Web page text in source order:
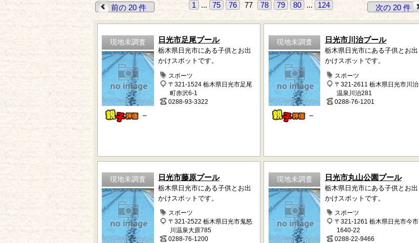
前の 20 件 1 ... 75 76 77 78 79 80 ... 124 次の 20 件
現地未調査
－
日光市足尾プール
栃木県日光市にある子供とお出
かけスポットです。
スポーツ
〒321-1524 栃木県日光市足尾
町赤沢6-1
0288-93-3322
現地未調査
－
日光市川治プール
栃木県日光市にある子供とお出
かけスポットです。
スポーツ
〒321-2611 栃木県日光市川治
温泉川治281
0288-76-1201
現地未調査 日光市藤原プール
栃木県日光市にある子供とお出
かけスポットです。
スポーツ
〒321-2522 栃木県日光市鬼怒
川温泉大原785
0288-76-1200
現地未調査 日光市丸山公園プール
栃木県日光市にある子供とお出
かけスポットです。
スポーツ
〒321-1261 栃木県日光市今市
1640-22
0288-22-9466